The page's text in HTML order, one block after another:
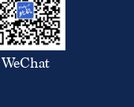
WeChat